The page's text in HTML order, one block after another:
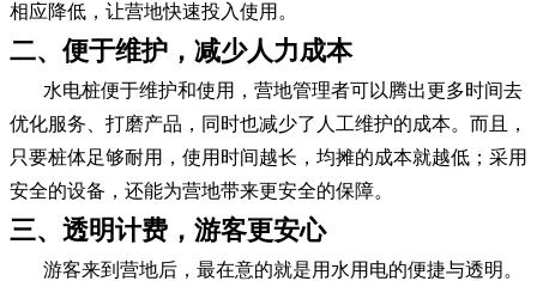
相应降低，让营地快速投入使用。
二、便于维护，减少人力成本
水电桩便于维护和使用，营地管理者可以腾出更多时间去
优化服务、打磨产品，同时也减少了人工维护的成本。而且，
只要桩体足够耐用，使用时间越长，均摊的成本就越低；采用
安全的设备，还能为营地带来更安全的保障。
三、透明计费，游客更安心
游客来到营地后，最在意的就是用水用电的便捷与透明。